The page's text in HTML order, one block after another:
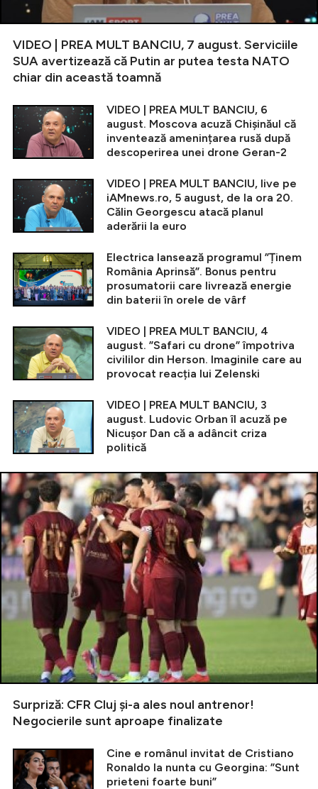
VIDEO | PREA MULT BANCIU, 7 august. Serviciile
SUA avertizează că Putin ar putea testa NATO
chiar din această toamnă
VIDEO | PREA MULT BANCIU, 6
august. Moscova acuză Chișinăul că
inventează amenințarea rusă după
descoperirea unei drone Geran-2
VIDEO | PREA MULT BANCIU, live pe
iAMnews.ro, 5 august, de la ora 20.
Călin Georgescu atacă planul
aderării la euro
Electrica lansează programul ”Ținem
România Aprinsă”. Bonus pentru
prosumatorii care livrează energie
din baterii în orele de vârf
VIDEO | PREA MULT BANCIU, 4
august. ”Safari cu drone” împotriva
civililor din Herson. Imaginile care au
provocat reacția lui Zelenski
VIDEO | PREA MULT BANCIU, 3
august. Ludovic Orban îl acuză pe
Nicușor Dan că a adâncit criza
politică
Surpriză: CFR Cluj și-a ales noul antrenor!
Negocierile sunt aproape finalizate
Cine e românul invitat de Cristiano
Ronaldo la nunta cu Georgina: ”Sunt
prieteni foarte buni”